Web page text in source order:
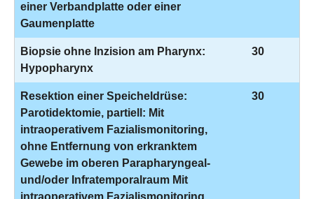
einer Verbandplatte oder einer
Gaumenplatte
Biopsie ohne Inzision am Pharynx:
Hypopharynx
30
Resektion einer Speicheldrüse:
Parotidektomie, partiell: Mit
intraoperativem Fazialismonitoring,
ohne Entfernung von erkranktem
Gewebe im oberen Parapharyngeal-
und/oder Infratemporalraum Mit
intraoperativem Fazialismonitoring,
30